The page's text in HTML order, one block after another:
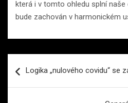
která i v tomto ohledu splní naše
bude zachován v harmonickém
proLogika „nulového covidu“ se